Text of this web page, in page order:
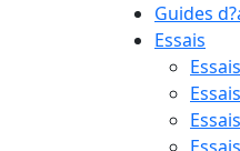
Guides
Essais